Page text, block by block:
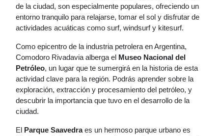
de la ciudad, son especialmente populares, ofreciendo un
entorno tranquilo para relajarse, tomar el sol y disfrutar de
actividades acuáticas como surf, windsurf y kitesurf.
Como epicentro de la industria petrolera en Argentina,
Comodoro Rivadavia alberga el Museo Nacional del
Petróleo, un lugar que te sumergirá en la historia de esta
actividad clave para la región. Podrás aprender sobre la
exploración, extracción y procesamiento del petróleo, y
descubrir la importancia que tuvo en el desarrollo de la
ciudad.
El Parque Saavedraes un hermoso parque urbano es